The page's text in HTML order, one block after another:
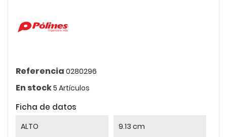
Referencia 0280296
En stock5 Artículos
Ficha de datos
ALTO 9.13 cm